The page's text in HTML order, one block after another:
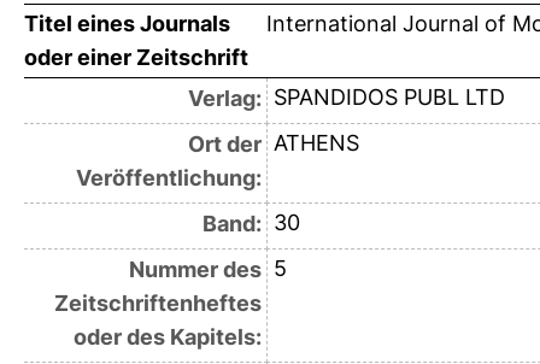
Titel eines Journals
oder einer Zeitschrift
International Journal of
Verlag: SPANDIDOS PUBL LTD
Ort der
Veröffentlichung:
ATHENS
Band: 30
Nummer des
Zeitschriftenheftes
oder des Kapitels:
5